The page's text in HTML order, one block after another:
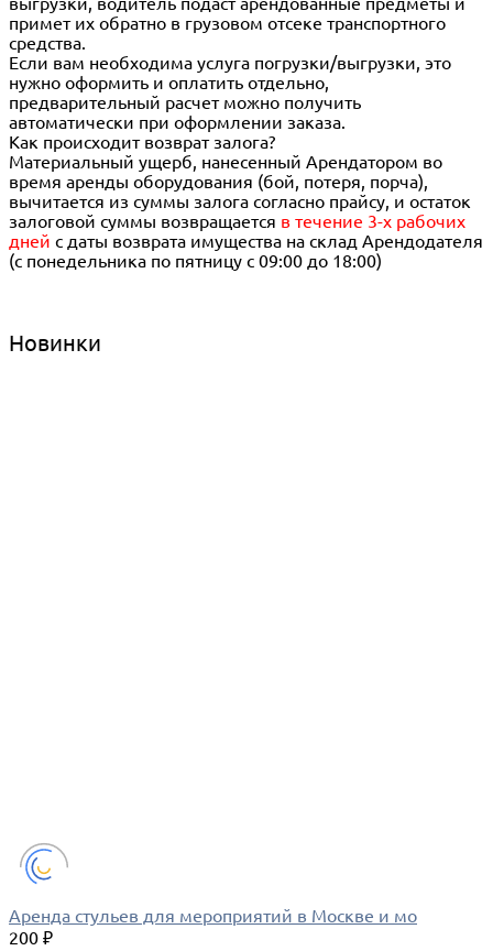
примет их обратно в грузовом отсеке транспортного
средства.
Если вам необходима услуга погрузки/выгрузки, это
нужно оформить и оплатить отдельно,
предварительный расчет можно получить
автоматически при оформлении заказа.
Как происходит возврат залога?
Материальный ущерб, нанесенный Арендатором во
время аренды оборудования (бой, потеря, порча),
вычитается из суммы залога согласно прайсу, и остаток
залоговой суммы возвращается в течение 3-х рабочих
дней с даты возврата имущества на склад Арендодателя
(с понедельника по пятницу с 09:00 до 18:00)
Новинки
Аренда стульев для мероприятий в Москве и мо
200 ₽